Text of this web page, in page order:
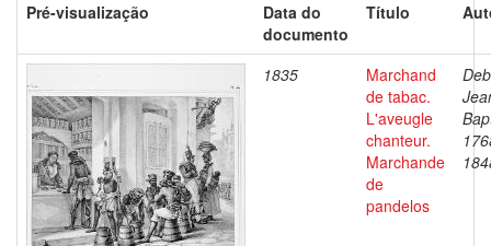
Pré-visualização
Data do
documento
Título
1835
Marchand
de tabac.
L'aveugle
chanteur.
Marchande
de
pandelos